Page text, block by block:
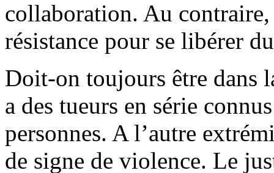
collaboration. Au
résistance pour se libérer
Doit-on toujours être dans
a des tueurs en série
personnes. A l’autre
de signe de violence. Le